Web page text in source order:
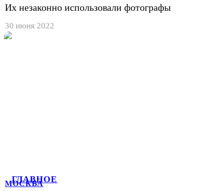
ГЛАВНОЕ
Их незаконно использовали фотографы
30 июня 2022
МОСКВА